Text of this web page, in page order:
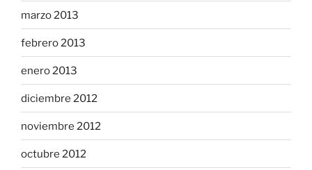
marzo 2013
febrero 2013
enero 2013
diciembre 2012
noviembre 2012
octubre 2012